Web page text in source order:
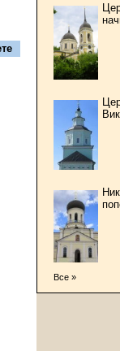
Все »